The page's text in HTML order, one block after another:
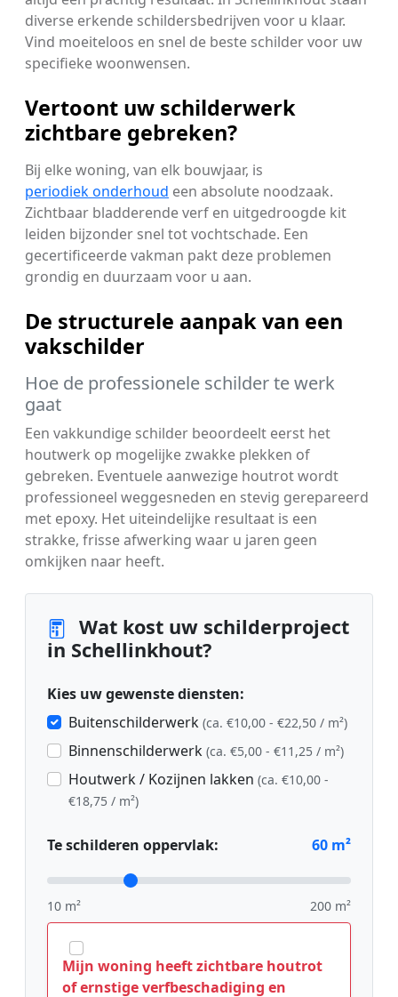
diverse erkende schildersbedrijven voor u klaar.
Vind moeiteloos en snel de beste schilder voor uw
specifieke woonwensen.
Vertoont uw schilderwerk
zichtbare gebreken?
Bij elke woning, van elk bouwjaar, is
periodiek onderhoud een absolute noodzaak.
Zichtbaar bladderende verf en uitgedroogde kit
leiden bijzonder snel tot vochtschade. Een
gecertificeerde vakman pakt deze problemen
grondig en duurzaam voor u aan.
De structurele aanpak van een
vakschilder
Hoe de professionele schilder te werk
gaat
Een vakkundige schilder beoordeelt eerst het
houtwerk op mogelijke zwakke plekken of
gebreken. Eventuele aanwezige houtrot wordt
professioneel weggesneden en stevig gerepareerd
met epoxy. Het uiteindelijke resultaat is een
strakke, frisse afwerking waar u jaren geen
omkijken naar heeft.
Wat kost uw schilderproject
in Schellinkhout?
Kies uw gewenste diensten:
Buitenschilderwerk (ca. €10,00 - €22,50 / m²)
Binnenschilderwerk (ca. €5,00 - €11,25 / m²)
Houtwerk / Kozijnen lakken (ca. €10,00 -
€18,75 / m²)
Te schilderen oppervlak: 60 m²
10 m² 200 m²
Mijn woning heeft zichtbare houtrot
of ernstige verfbeschadiging en